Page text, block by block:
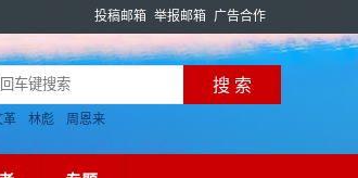
投稿邮箱 举报邮箱 广告合作
革 林彪 周恩来